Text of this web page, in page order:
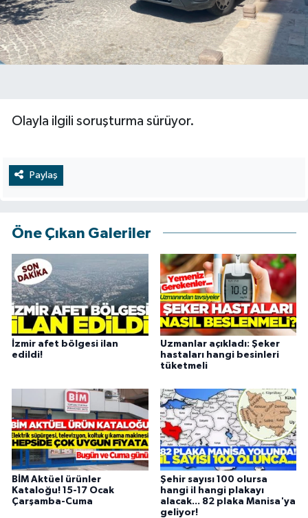
Olayla ilgili soruşturma sürüyor.
Paylaş
Öne Çıkan Galeriler
İzmir afet bölgesi ilan
edildi!
Uzmanlar açıkladı: Şeker
hastaları hangi besinleri
tüketmeli
BİM Aktüel ürünler
Kataloğu! 15-17 Ocak
Çarşamba-Cuma
Şehir sayısı 100 olursa
hangi il hangi plakayı
alacak... 82 plaka Manisa'ya
geliyor!